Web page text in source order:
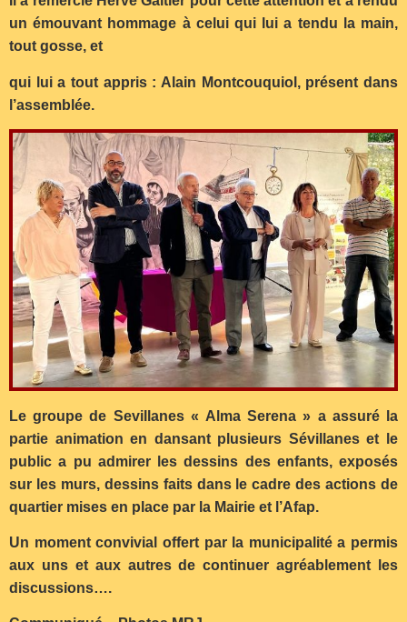
un émouvant hommage à celui qui lui a tendu la main,
tout gosse, et
qui lui a tout appris : Alain Montcouquiol, présent dans
l’assemblée.
Le groupe de Sevillanes « Alma Serena » a assuré la
partie animation en dansant plusieurs Sévillanes et le
public a pu admirer les dessins des enfants, exposés
sur les murs, dessins faits dans le cadre des actions de
quartier mises en place par la Mairie et l’Afap.
Un moment convivial offert par la municipalité a permis
aux uns et aux autres de continuer agréablement les
discussions….